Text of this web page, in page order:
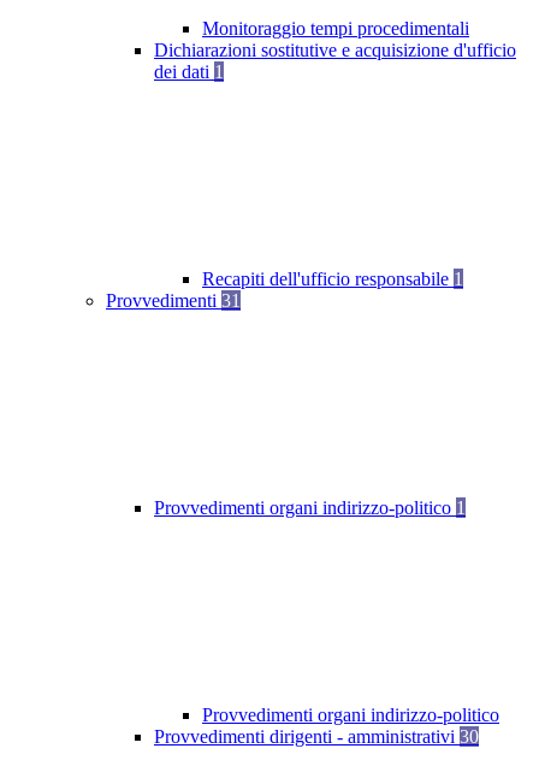
Monitoraggio tempi procedimentali
Dichiarazioni sostitutive e acquisizione d'ufficio
dei dati 1
Recapiti dell'ufficio responsabile 1
Provvedimenti 31
Provvedimenti organi indirizzo-politico 1
Provvedimenti organi indirizzo-politico
Provvedimenti dirigenti - amministrativi 30